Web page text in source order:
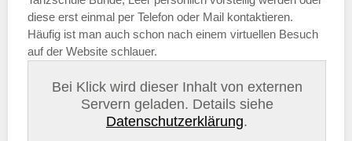
diese erst einmal per Telefon oder Mail kontaktieren.
Häufig ist man auch schon nach einem virtuellen Besuch
auf der Website schlauer.
Bei Klick wird dieser Inhalt von externen
Servern geladen. Details siehe
Datenschutzerklärung.